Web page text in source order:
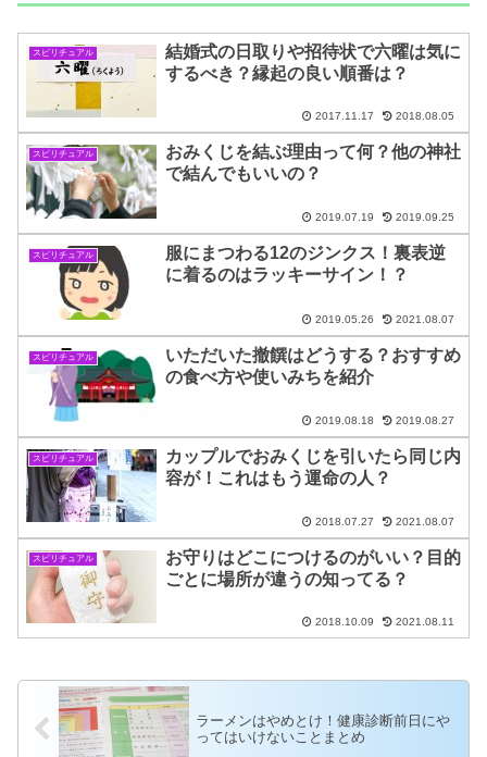
スピリチュアル
結婚式の日取りや招待状で六曜は気に
するべき？縁起の良い順番は？
2017.11.17 2018.08.05
スピリチュアル
おみくじを結ぶ理由って何？他の神社
で結んでもいいの？
2019.07.19 2019.09.25
スピリチュアル
服にまつわる12のジンクス！裏表逆
に着るのはラッキーサイン！？
2019.05.26 2021.08.07
スピリチュアル
いただいた撤饌はどうする？おすすめ
の食べ方や使いみちを紹介
2019.08.18 2019.08.27
スピリチュアル
カップルでおみくじを引いたら同じ内
容が！これはもう運命の人？
2018.07.27 2021.08.07
スピリチュアル
お守りはどこにつけるのがいい？目的
ごとに場所が違うの知ってる？
2018.10.09 2021.08.11
ラーメンはやめとけ！健康診断前日にや
ってはいけないことまとめ